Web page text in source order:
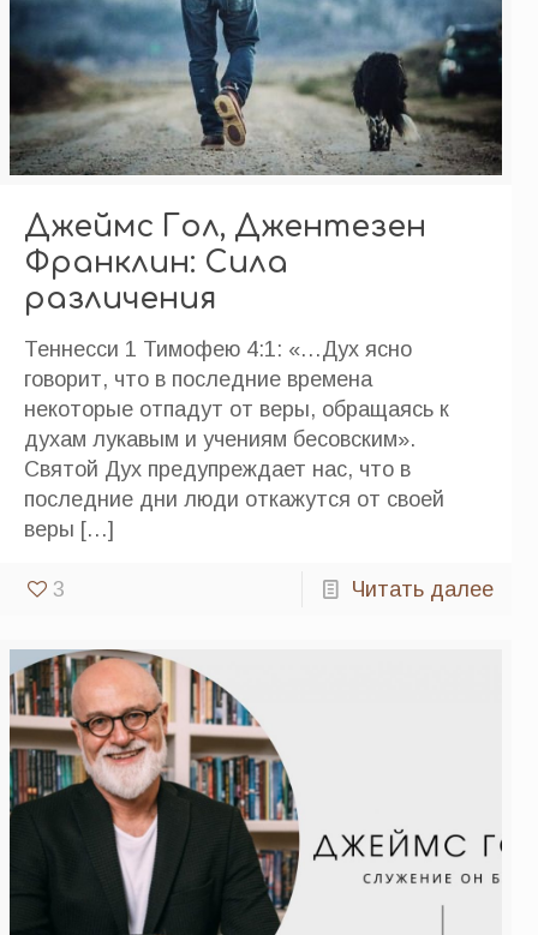
Джеймс Гол, Джентезен
Франклин: Сила
различения
Теннесси 1 Тимофею 4:1: «…Дух ясно
говорит, что в последние времена
некоторые отпадут от веры, обращаясь к
духам лукавым и учениям бесовским».
Святой Дух предупреждает нас, что в
последние дни люди откажутся от своей
веры […]
3 Читать далее